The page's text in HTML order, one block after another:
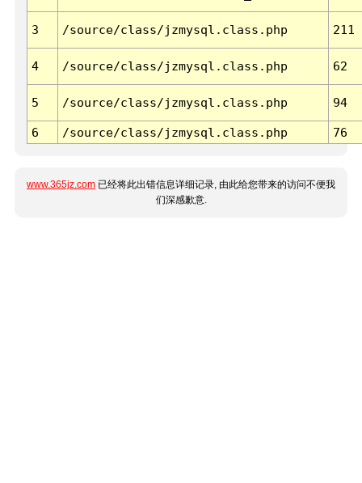
3 /source/class/jzmysql.class.php 211
4 /source/class/jzmysql.class.php 62
5 /source/class/jzmysql.class.php 94
6 /source/class/jzmysql.class.php 76
www.365jz.com 已经将此出错信息详细记录, 由此给您带来的访问不便我
们深感歉意.